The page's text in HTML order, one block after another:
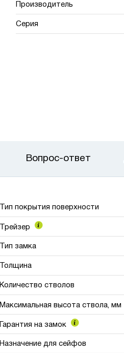
Производитель
Серия
Тип покрытия поверхности
Трейзер
Тип замка
Толщина
Количество стволов
Максимальная высота ствола, мм
Гарантия на замок
Назначение для сейфов
Вопрос-ответ